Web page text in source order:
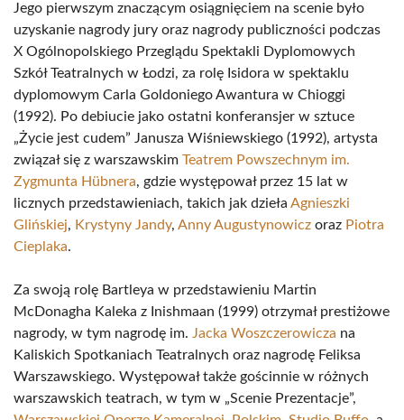
Jego pierwszym znaczącym osiągnięciem na scenie było
uzyskanie nagrody jury oraz nagrody publiczności podczas
X Ogólnopolskiego Przeglądu Spektakli Dyplomowych
Szkół Teatralnych w Łodzi, za rolę Isidora w spektaklu
dyplomowym Carla Goldoniego Awantura w Chioggi
(1992). Po debiucie jako ostatni konferansjer w sztuce
„Życie jest cudem” Janusza Wiśniewskiego (1992), artysta
związał się z warszawskim Teatrem Powszechnym im.
Zygmunta Hübnera, gdzie występował przez 15 lat w
licznych przedstawieniach, takich jak dzieła Agnieszki
Glińskiej, Krystyny Jandy, Anny Augustynowicz oraz Piotra
Cieplaka.
Za swoją rolę Bartleya w przedstawieniu Martin
McDonagha Kaleka z Inishmaan (1999) otrzymał prestiżowe
nagrody, w tym nagrodę im. Jacka Woszczerowicza na
Kaliskich Spotkaniach Teatralnych oraz nagrodę Feliksa
Warszawskiego. Występował także gościnnie w różnych
warszawskich teatrach, w tym w „Scenie Prezentacje”,